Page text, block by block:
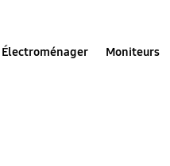
Électroménager Moniteurs